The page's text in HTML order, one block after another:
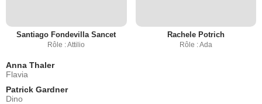
Santiago Fondevilla Sancet
Rôle : Attilio
Rachele Potrich
Rôle : Ada
Anna Thaler
Flavia
Patrick Gardner
Dino